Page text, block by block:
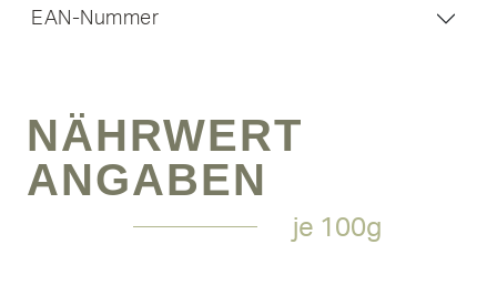
EAN-Nummer
je 100g
NÄHRWERT
ANGABEN